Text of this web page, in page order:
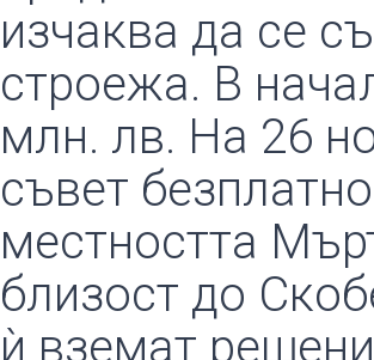
изчаква да се
строежа. В
млн. лв. На 26
съвет
местността
близост до
ѝ вземат